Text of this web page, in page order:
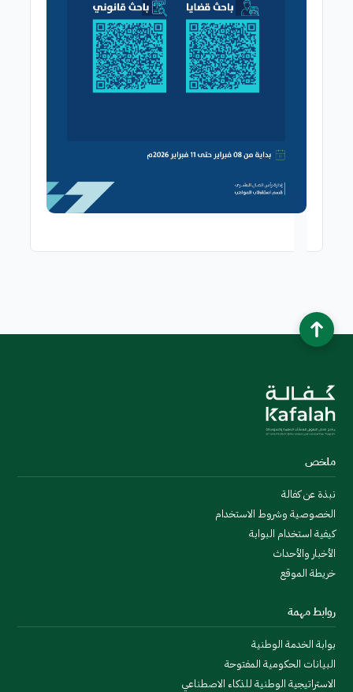
ملخص
نبذة عن كفالة
الخصوصية وشروط الاستخدام
كيفية استخدام البوابة
الأخبار والأحداث
خريطة الموقع
روابط مهمة
بوابة الخدمة الوطنية
البيانات الحكومية المفتوحة
الاستراتيجية الوطنية للذكاء الاصطناعي